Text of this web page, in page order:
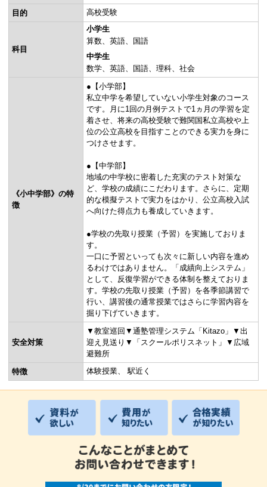
目的 高校受験
科目
小学生
算数
英語
国語
中学生
数学
英語 国語 理科 社会
《小中学部》の特
徴
●【小学部】
私立中学を希望していない小学生対象のコース
です。月に1回の月例テストで1ヵ月の学習を定
着させ、将来の高校受験で難関国私立高校や上
位の公立高校を目指すことのできる実力を身に
つけさせます。
●【中学部】
地域の中学校に密着した充実のテスト対策な
ど、学校の成績にこだわります。さらに、定期
的な模擬テストで実力をはかり、公立高校入試
へ向けた得点力も養成していきます。
●学校の先取り授業（予習）を実施しておりま
す。
一口に予習といっても次々に新しい内容を進め
るわけではありません。「成績向上システム」
として、反復学習ができる体制を整えておりま
す。学校の先取り授業（予習）を各季節講習で
行い、講習後の通常授業ではさらに学習内容を
掘り下げていきます。
安全対策
▼教室巡回▼通塾管理システム「Kitazo」▼出
迎え見送り▼「スクールポリスネット」▼広域
避難所
特徴
体験授業 駅近く